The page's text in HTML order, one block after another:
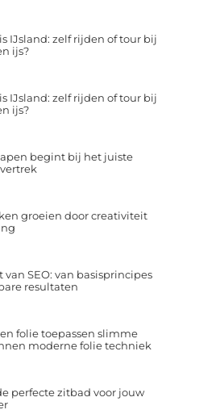
IJsland: zelf rijden of tour bij
ijs?
IJsland: zelf rijden of tour bij
ijs?
begint bij het juiste
groeien door creativiteit
van SEO: van basisprincipes
resultaten
folie toepassen slimme
moderne folie techniek
perfecte zitbad voor jouw